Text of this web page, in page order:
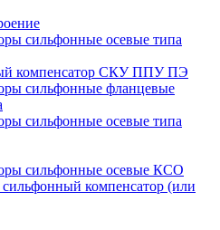
сильфонные осевые типа
компенсатор СКУ ППУ ПЭ
сильфонные фланцевые
сильфонные осевые типа
сильфонные осевые КСО
компенсатор (или